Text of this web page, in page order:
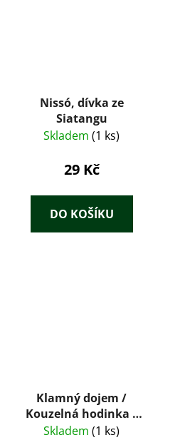
Nissó, dívka ze
Siatangu
Skladem (1 ks)
29 Kč
DO KOŠÍKU
Klamný dojem /
Kouzelná hodinka /
Advokát / Největší
Skladem (1 ks)